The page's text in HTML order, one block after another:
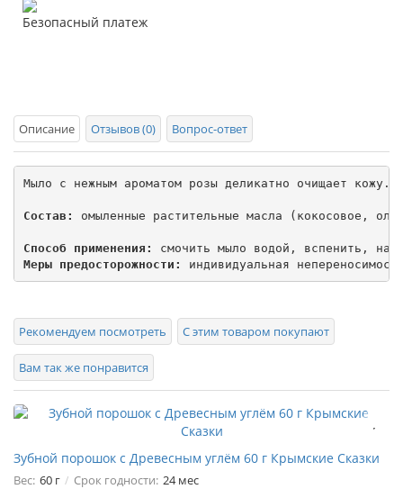
Безопасный платеж
Описание Отзывов (0) Вопрос-ответ
Мыло с нежным ароматом розы деликатно очищает кожу.
Состав: омыленные растительные масла (кокосовое,
Способ применения:
Меры предосторожности:
индивидуальная
Рекомендуем посмотреть С этим товаром покупают
Вам так же понравится
Зубной порошок с Древесным углём 60 г Крымские Сказки
Вес: 60 г Срок годности: 24 мес